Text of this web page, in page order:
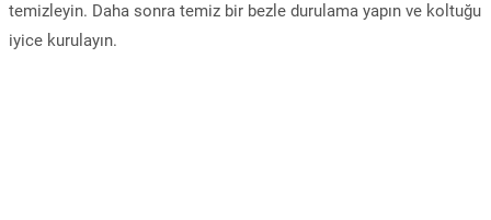
temizleyin. Daha sonra temiz bir bezle durulama yapın ve koltuğu
iyice kurulayın.